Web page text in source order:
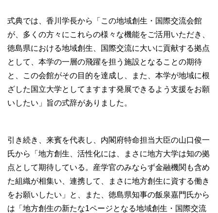
式典では、香川学長から「この地域創生・国際交流会館
が、多くの方々にこれらの様々な機能をご活用いただき、
徳島県における地域創生、国際交流に大いに貢献する拠点
として、本学の一層の飛躍を担う施設となることの期待
と、この会館がその目的を達成し、また、本学が地域に根
ざした国立大学としてますます発展できるよう支援をお願
いしたい」旨の式辞がありました。
引き続き、来賓を代表し、内閣府特命担当大臣の山口俊一
氏から「地方創生、活性化には、まさに地方大学は知の拠
点として期待している。産学官のみならず金融機関も含め
た組織が相集い、連携して、まさに地方創生に資する働き
をお願いしたい」と、また、徳島県知事の飯泉嘉門氏から
は「地方創生の新たな1ページとなる地域創生・国際交流